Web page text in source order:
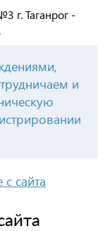
г. Таганрог -
и
сайта